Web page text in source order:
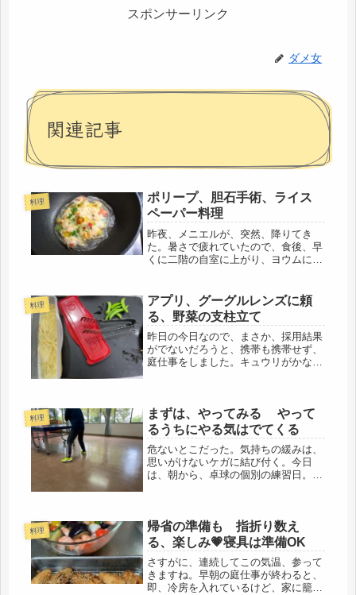
スポンサーリンク
ダメ女
関連記事
料理
ポリープ、胆石手術、ライス
ペーパー料理
昨夜、メニエルが、突然、降りてき
た。暑さで疲れていたので、食後、早
くに二階の自室に上がり、ヨウムに、
そのまま、寝落ちしたようで、その寝
た姿勢が悪かった。私は、右の耳を下
にし...
料理
アプリ、グーグルレンズに頼
る、野菜の支柱立て
昨日の今日なので、まさか、採用結果
がでないだろうと、携帯も携帯せず、
庭仕事をしました。キュウリがかなり
いたのは40年前、こういうの、なか
っ...
料理
まずは、やってみる やって
るうちにやる気はでてくる
危ないとこだった。気持ちの緩みは、
思いがけないケガに結び付く。今日
は、朝から、卓球の個別の練習日。い
で練習する以外に時間を作って練習を
重ね...
料理
帰省の準備も 指折り数え
る、楽しみ💗寝具は準備OK
さすがに、連続してこの気温、参って
きますね。早朝の庭仕事が終わると、
即、冷房を入れているけど、家に籠っ